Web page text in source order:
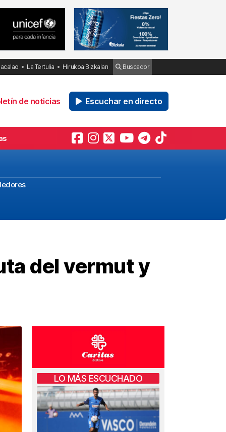
La Tertulia Hirukoa Bizkaian Buscador
de noticias Escuchar en directo
del vermut y
LO MÁS ESCUCHADO